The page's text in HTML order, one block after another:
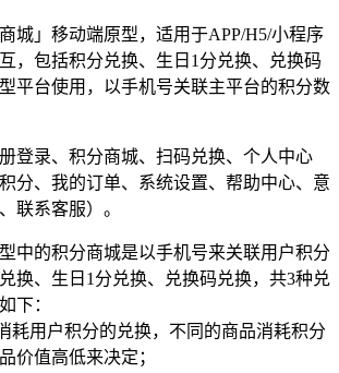
城」移动端原型，适用于APP/H5/小程序
，包括积分兑换、生日1分兑换、兑换码
平台使用，以手机号关联主平台的积分数
登录、积分商城、扫码兑换、个人中心
分、我的订单、系统设置、帮助中心、意
联系客服）。
中的积分商城是以手机号来关联用户积分
换、生日1分兑换、兑换码兑换，共3种兑
下：
耗用户积分的兑换，不同的商品消耗积分
价值高低来决定；